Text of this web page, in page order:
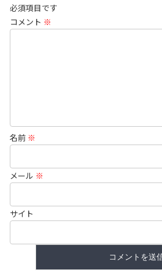
必須項目です
コメント ※
名前 ※
メール ※
サイト